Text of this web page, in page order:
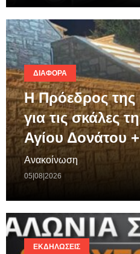
ΔΙΆΦΟΡΑ
Η Πρόεδρος της
για τις σκάλες
Αγίου Δονάτου
Ανακοίνωση
05|08|2026
ΕΚΔΗΛΏΣΕΙΣ